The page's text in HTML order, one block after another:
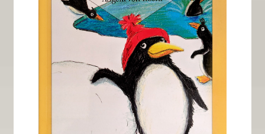
Recevoir notre newsletter